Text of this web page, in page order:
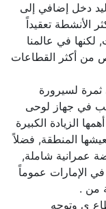
دخل إضافي إلى
تعقيداً
في عالمنا
أكثر القطاعات
لسيرورة
في جهاز لوحى
الزيادة الكبيرة
المنطقة, فضلاً
شاملة,
الإمارات عموماً
.
ي وتوجه